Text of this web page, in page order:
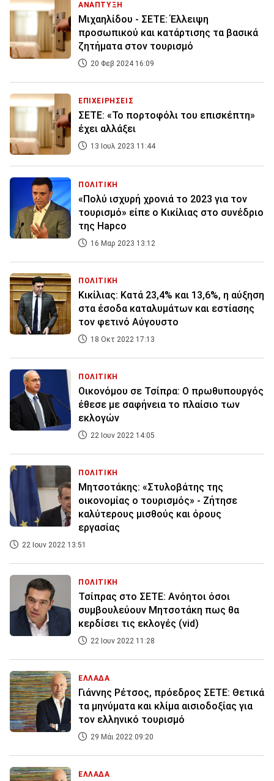
ΑΝΑΠΤΥΞΗ
Μιχαηλίδου - ΣΕΤΕ: Έλλειψη
προσωπικού και κατάρτισης τα βασικά
ζητήματα στον τουρισμό
20 Φεβ 2024 16:09
ΕΠΙΧΕΙΡΗΣΕΙΣ
ΣΕΤΕ: «Το πορτοφόλι του επισκέπτη»
έχει αλλάξει
13 Ιουλ 2023 11:44
ΠΟΛΙΤΙΚΗ
«Πολύ ισχυρή χρονιά το 2023 για τον
τουρισμό» είπε ο Κικίλιας στο συνέδριο
της Hapco
16 Μαρ 2023 13:12
ΠΟΛΙΤΙΚΗ
Κικίλιας: Κατά 23,4% και 13,6%, η αύξηση
στα έσοδα καταλυμάτων και εστίασης
τον φετινό Αύγουστο
18 Οκτ 2022 17:13
ΠΟΛΙΤΙΚΗ
Οικονόμου σε Τσίπρα: Ο πρωθυπουργός
έθεσε με σαφήνεια το πλαίσιο των
εκλογών
22 Ιουν 2022 14:05
ΠΟΛΙΤΙΚΗ
Μητσοτάκης: «Στυλοβάτης της
οικονομίας ο τουρισμός» - Ζήτησε
καλύτερους μισθούς και όρους
εργασίας
22 Ιουν 2022 13:51
ΠΟΛΙΤΙΚΗ
Τσίπρας στο ΣΕΤΕ: Ανόητοι όσοι
συμβουλεύουν Μητσοτάκη πως θα
κερδίσει τις εκλογές (vid)
22 Ιουν 2022 11:28
ΕΛΛΑΔΑ
Γιάννης Ρέτσος, πρόεδρος ΣΕΤΕ: Θετικά
τα μηνύματα και κλίμα αισιοδοξίας για
τον ελληνικό τουρισμό
29 Μάι 2022 09:20
ΕΛΛΑΔΑ